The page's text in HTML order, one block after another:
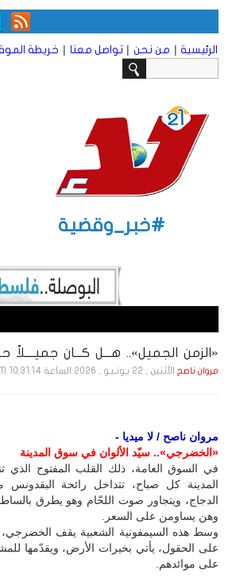
الرئيسية | من نحن | تواصل معنا | خريطة
#خبر_وقضية
«الزمن الجميل».. هـــل كـــان جميــــلاً
مروان ناصح الأثنين , 22 يـونـيـو , 2026 الساعة 10:31:14 PM
مروان ناصح / لا ميديا -
«الخضرجي».. سيّد الألوان في سوق المدينة
في السوق العامة، ذلك القلب المفتوح الذي
المدينة كل صباح، تتداخل رائحة البقدونس
الدجاج، ويتجاور صوت اللحّام وهو يطرق
وهن يساومن على السعر.
وسط هذه السيمفونية الشعبية يقف
على الحقول، يأتي بخيرات الأرض، ويقدّمها
على موائدهم.